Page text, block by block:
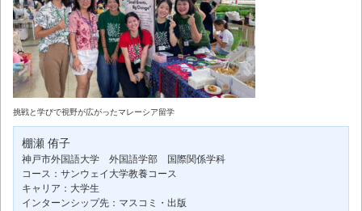
挑戦と学びで視野が広がったマレーシア留学
棚瀬 侑子
神戸市外国語大学 外国語学部 国際関係学科
コース：サンウェイ大学教養コース
キャリア：大学生
インターンシップ先：マスコミ・出版